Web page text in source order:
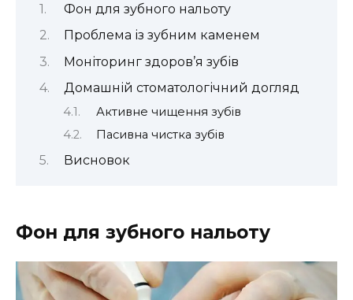
Фон для зубного нальоту
Проблема із зубним каменем
Моніторинг здоров’я зубів
Домашній стоматологічний догляд
Активне чищення зубів
Пасивна чистка зубів
Висновок
Фон для зубного нальоту